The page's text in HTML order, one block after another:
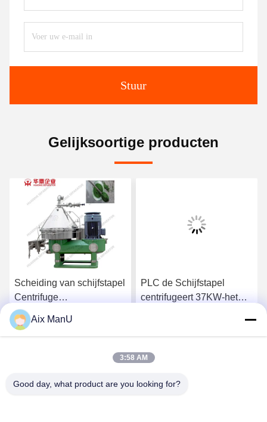
Stuur
Gelijksoortige producten
Scheiding van schijfstapel
Centrifuge
stoffenscheiding
Ga Nu Praten.
PLC de Schijfstapel
centrifugeert 37KW-het
Ga Nu Praten.
Aix ManU
3:58 AM
Good day, what product are you looking for?